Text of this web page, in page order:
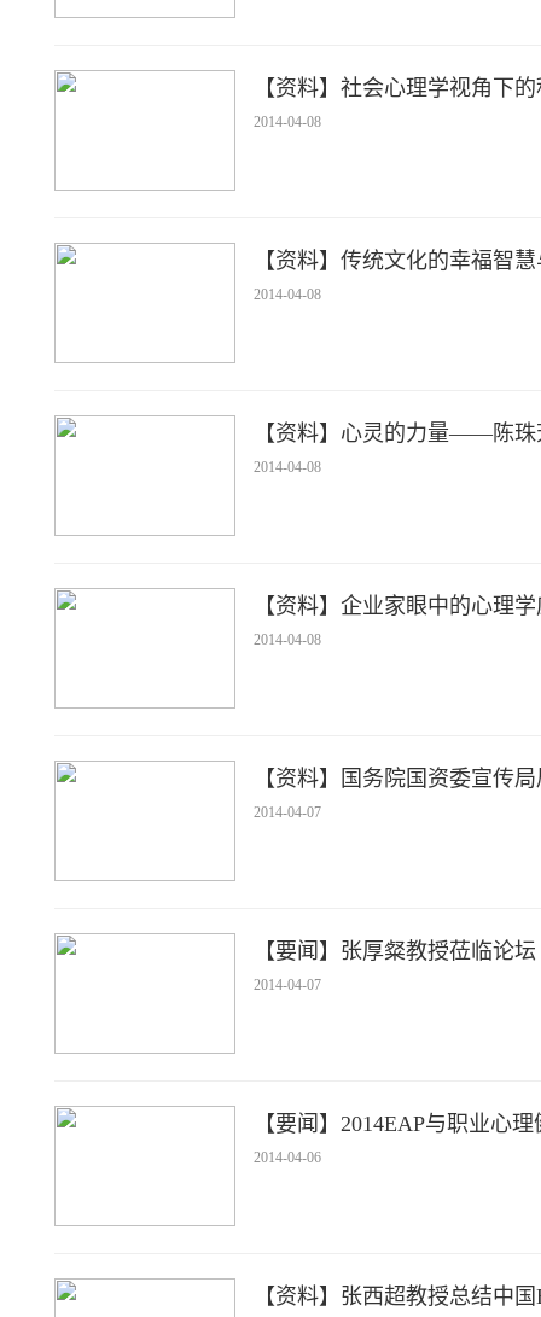
【资料】社会心理学视角下
2014-04-08
【资料】传统文化的幸福智
2014-04-08
【资料】心灵的力量——陈珠
2014-04-08
【资料】企业家眼中的心理
2014-04-08
【资料】国务院国资委宣传
2014-04-07
【要闻】张厚粲教授莅临论坛
2014-04-07
【要闻】2014EAP与职业心
2014-04-06
【资料】张西超教授总结中